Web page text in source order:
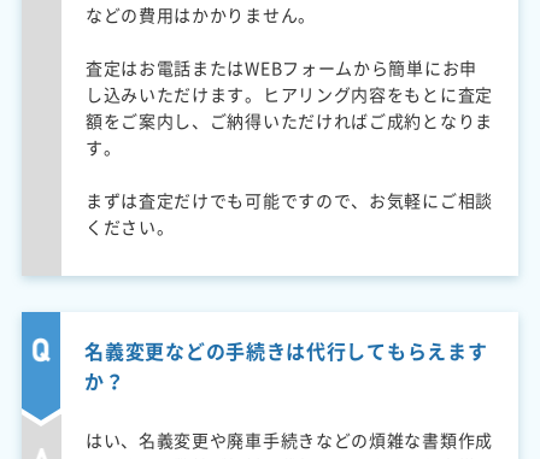
などの費用はかかりません。
査定はお電話またはWEBフォームから簡単にお申
し込みいただけます。ヒアリング内容をもとに査定
額をご案内し、ご納得いただければご成約となりま
す。
まずは査定だけでも可能ですので、お気軽にご相談
ください。
名義変更などの手続きは代行してもらえます
か？
はい、名義変更や廃車手続きなどの煩雑な書類作成